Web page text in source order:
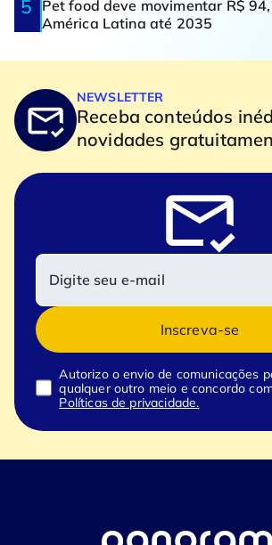
Pet food deve movimentar R$
América Latina até 2035
NEWSLETTER
Receba conteúdos
novidades
Inscreva-se
Autorizo o envio de comunicações
qualquer outro meio e concordo
Políticas de privacidade.